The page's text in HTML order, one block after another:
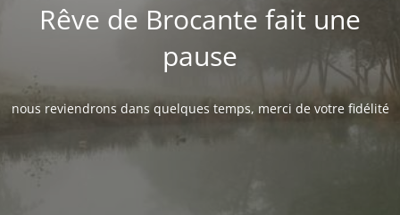
Rêve de Brocante fait une
pause
nous reviendrons dans quelques temps, merci de votre fidélité